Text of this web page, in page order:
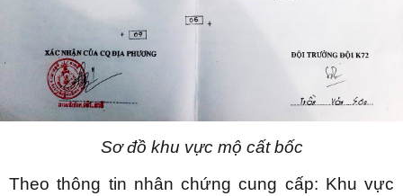
Sơ đồ khu vực mộ cất bốc
Theo thông tin nhân chứng cung cấp: Khu vực